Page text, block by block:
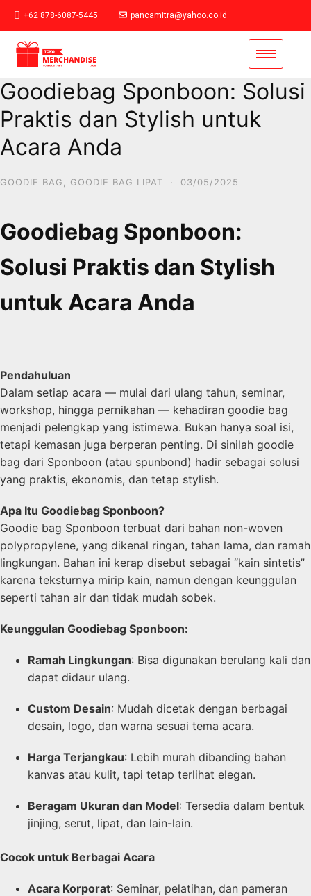
+62 878-6087-5445 pancamitra@yahoo.co.id
Goodiebag Sponboon: Solusi
Praktis dan Stylish untuk
Acara Anda
GOODIE BAG GOODIE BAG LIPAT · 03/05/2025
Goodiebag Sponboon:
Solusi Praktis dan Stylish
untuk Acara Anda
Pendahuluan
Dalam setiap acara — mulai dari ulang tahun, seminar,
workshop, hingga pernikahan — kehadiran goodie bag
menjadi pelengkap yang istimewa. Bukan hanya soal isi,
tetapi kemasan juga berperan penting. Di sinilah goodie
bag dari Sponboon (atau spunbond) hadir sebagai solusi
yang praktis, ekonomis, dan tetap stylish.
Apa Itu Goodiebag Sponboon?
Goodie bag Sponboon terbuat dari bahan non-woven
polypropylene, yang dikenal ringan, tahan lama, dan ramah
lingkungan. Bahan ini kerap disebut sebagai “kain sintetis”
karena teksturnya mirip kain, namun dengan keunggulan
seperti tahan air dan tidak mudah sobek.
Keunggulan Goodiebag Sponboon:
Ramah Lingkungan: Bisa digunakan berulang kali dan
dapat didaur ulang.
Custom Desain: Mudah dicetak dengan berbagai
desain, logo, dan warna sesuai tema acara.
Harga Terjangkau: Lebih murah dibanding bahan
kanvas atau kulit, tapi tetap terlihat elegan.
Beragam Ukuran dan Model: Tersedia dalam bentuk
jinjing, serut, lipat, dan lain-lain.
Cocok untuk Berbagai Acara
Acara Korporat: Seminar, pelatihan, dan pameran